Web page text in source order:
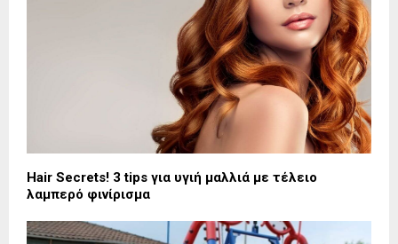
Hair Secrets! 3 tips για υγιή μαλλιά με τέλειο
λαμπερό φινίρισμα